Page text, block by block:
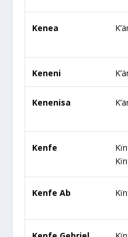
Kenea
Keneni
Kenenisa
Kenfe
Kenfe Ab